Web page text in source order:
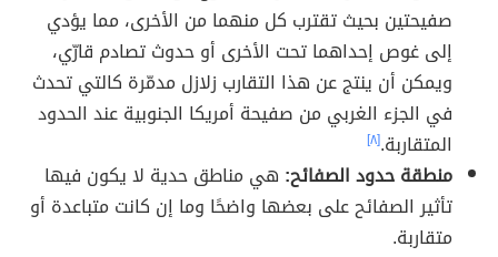
صفيحتين بحيث تقترب كل منهما من الأخرى، مما يؤدي
إلى غوص إحداهما تحت الأخرى أو حدوث تصادم قارّي،
ويمكن أن ينتج عن هذا التقارب زلازل مدمّرة كالتي تحدث
في الجزء الغربي من صفيحة أمريكا الجنوبية عند الحدود
المتقاربة.[٨]
منطقة حدود الصفائح: هي مناطق حدية لا يكون فيها
تأثير الصفائح على بعضها واضحًا وما إن كانت متباعدة أو
متقاربة.